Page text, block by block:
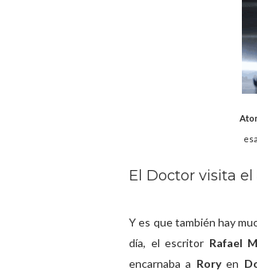
El Doctor visita el
Y es que también hay
día, el escritor Rafael
encarnaba a Roryen